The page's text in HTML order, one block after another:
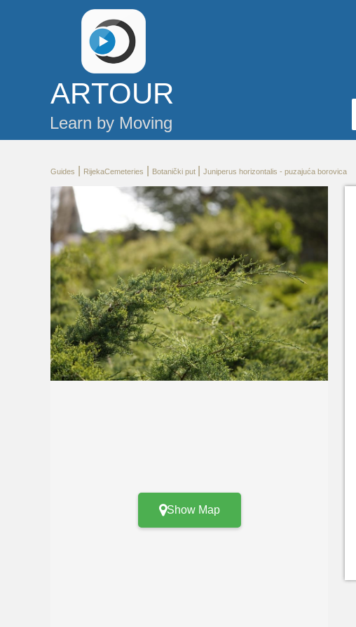
ARTOUR
Learn by Moving
Guides RijekaCemeteries Botanički put Juniperus horizontalis - puzajuća borovica
Show Map